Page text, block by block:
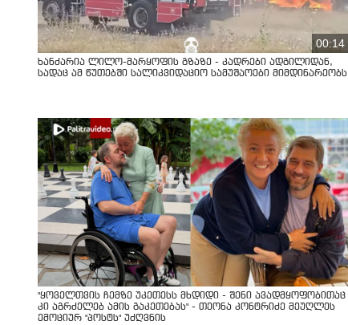
00:14
ხანძარია ლილო-მარყოფის გზაზე - კადრები ადგილიდან,
სადაც ამ წუთებში სალიკვიდაციო სამუშაოები მიმდინარეობს
"ყოველთვის ჩემზე უკეთესს მხდიდი - შენი ავადმყოფობითაც
კი აგრძელებ ამის გაკეთებას" - თეონა კონტრიძე მეუღლეს
ემოციურ "პოსტს" უძღვნის